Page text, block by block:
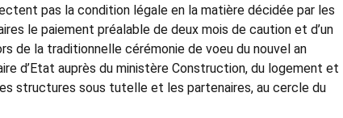
pas la condition légale en la matière décidée par les
le paiement préalable de deux mois de caution et d’un
de la traditionnelle cérémonie de voeu du nouvel an
d’Etat auprès du ministère Construction, du logement et
structures sous tutelle et les partenaires, au cercle du